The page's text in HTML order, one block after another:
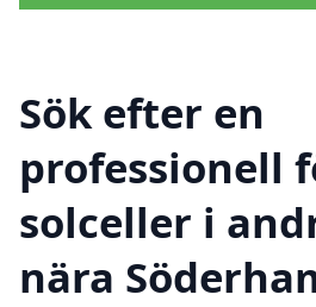
Sök efter en
professionell
solceller i
nära